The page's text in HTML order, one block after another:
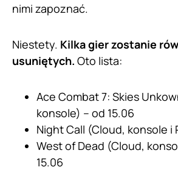
nimi zapoznać.
Niestety. Kilka gier zostanie
usuniętych. Oto lista:
Ace Combat 7: Skies
konsole) – od 15.06
Night Call (Cloud, konsole i
West of Dead (Cloud,
15.06